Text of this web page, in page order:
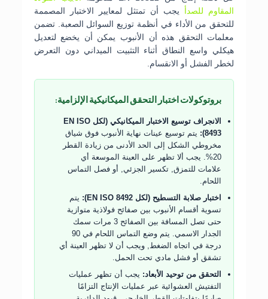
المقاوم للصدأ يجب أن تمتثل لمعايير الاختبار المصممة
للتحقق من الأداء في أنظمة توزيع السوائل الصعبة. تضمن
معلمات التحقق هذه أن الأنبوب يمكن أن يخضع لتعديل
هيكلي واسع النطاق أثناء التثبيت الميداني دون التعرض
لخطر الفشل أو الانقسام.
بروتوكولات اختبار التحقق الميكانيكية الإلزامية:
الانجراف توسيع الاختبار الميكانيكي (لكل EN ISO
8493):
يتم توسيع عينات نهاية الأنبوب فوق شياق
مخروطي الشكل إلى الحد الأدنى من زيادة القطر
20%. يجب ألا تظهر على العينة الموسعة أي
علامات للتمزق, تكسير الجزئي, أو فصل التماس
اللحام.
اختبار صلابة التسطيح (لكل EN ISO 8492):
يتم
تسوية أقسام الأنبوب بين صفائح فولاذية متوازية
حتى تصل المسافة بين الصفائح 3 مرات سمك
الجدار الاسمي. يتم وضع التماس اللحام في 90
درجة في اتجاه الضغط, ويجب أن لا تظهر العينة أي
تشقق أو فشل مادي تحت الحمل.
التحقق من توحيد الأبعاد: يجب أن تظهر عمليات
التفتيش العشوائية عبر عمليات الإنتاج التزامًا